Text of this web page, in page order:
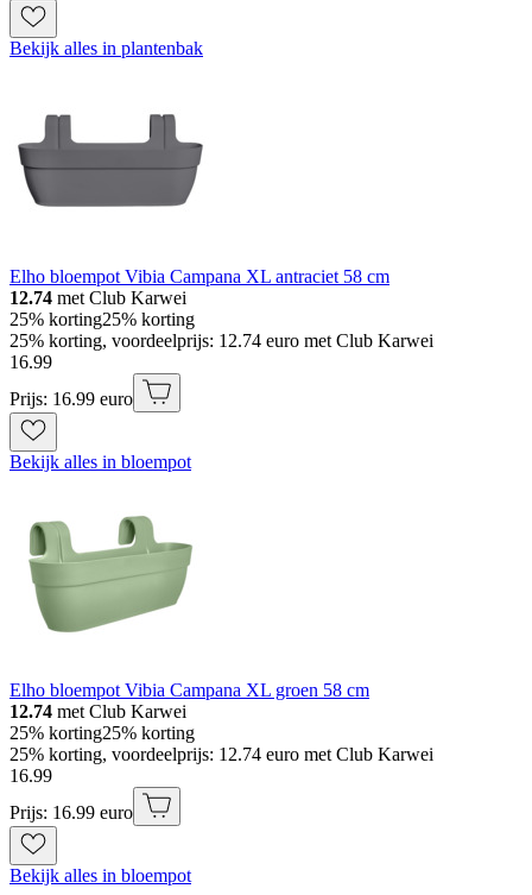
Bekijk alles in plantenbak
Elho bloempot Vibia Campana XL antraciet 58 cm
12.74 met Club Karwei
25% korting25% korting
25% korting, voordeelprijs: 12.74 euro met Club Karwei
16.99
Prijs: 16.99 euro
Bekijk alles in bloempot
Elho bloempot Vibia Campana XL groen 58 cm
12.74 met Club Karwei
25% korting25% korting
25% korting, voordeelprijs: 12.74 euro met Club Karwei
16.99
Prijs: 16.99 euro
Bekijk alles in bloempot